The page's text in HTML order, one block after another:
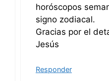
horóscopos
signo zodiacal.
Gracias por el
Jesús
Responder